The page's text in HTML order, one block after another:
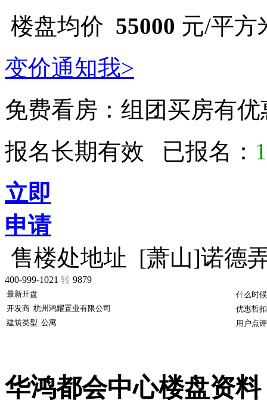
楼盘均价 55000 元/平方
变价通知我>
免费看房： 组团买房有
报名长期有效 已报名：
立即
申请
售楼处地址 [萧山]诺德
400-999-1021 转 9879
最新开盘
什么时
开发商 杭州鸿耀置业有限公司
优惠哲扣
建筑类型 公寓 用户点评
华鸿都会中心楼盘资料